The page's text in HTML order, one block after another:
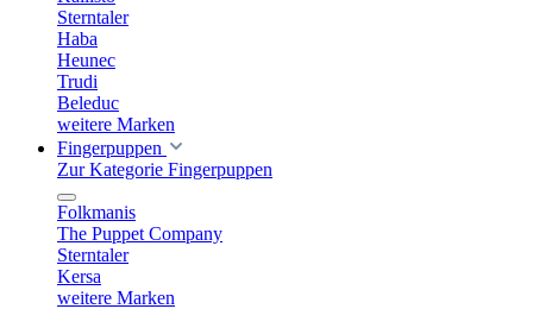
Sterntaler
Haba
Heunec
Trudi
Beleduc
weitere Marken
Fingerpuppen
Zur Kategorie Fingerpuppen
Folkmanis
The Puppet Company
Sterntaler
Kersa
weitere Marken